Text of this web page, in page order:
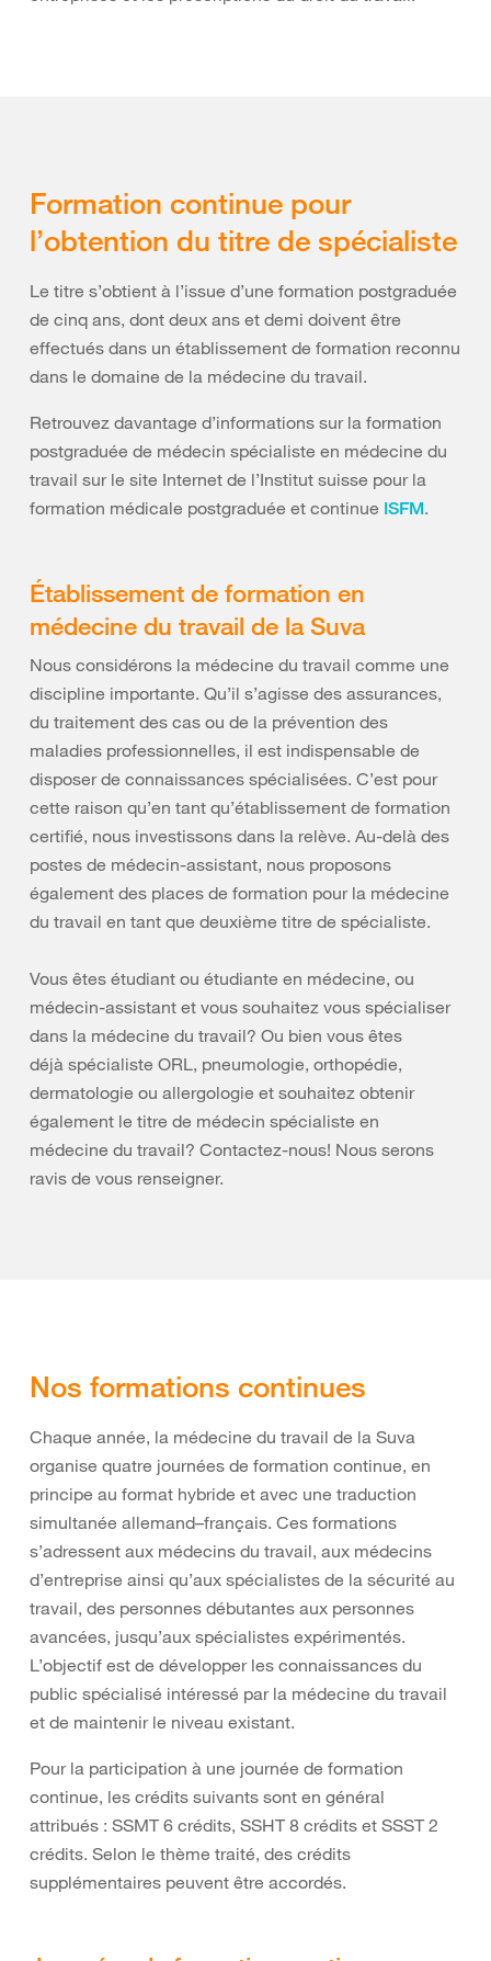
Formation continue pour
l’obtention du titre de spécialiste
Le titre s’obtient à l’issue d’une formation postgraduée
de cinq ans, dont deux ans et demi doivent être
effectués dans un établissement de formation reconnu
dans le domaine de la médecine du travail.
Retrouvez davantage d’informations sur la formation
postgraduée de médecin spécialiste en médecine du
travail sur le site Internet de l’Institut suisse pour la
formation médicale postgraduée et continue ISFM.
Établissement de formation en
médecine du travail de la Suva
Nous considérons la médecine du travail comme une
discipline importante. Qu’il s’agisse des assurances,
du traitement des cas ou de la prévention des
maladies professionnelles, il est indispensable de
disposer de connaissances spécialisées. C’est pour
cette raison qu’en tant qu’établissement de formation
certifié, nous investissons dans la relève. Au-delà des
postes de médecin-assistant, nous proposons
également des places de formation pour la médecine
du travail en tant que deuxième titre de spécialiste.
Vous êtes étudiant ou étudiante en médecine, ou
médecin-assistant et vous souhaitez vous spécialiser
dans la médecine du travail? Ou bien vous êtes
déjà spécialiste ORL, pneumologie, orthopédie,
dermatologie ou allergologie et souhaitez obtenir
également le titre de médecin spécialiste en
médecine du travail? Contactez-nous! Nous serons
ravis de vous renseigner.
Nos formations continues
Chaque année, la médecine du travail de la Suva
organise quatre journées de formation continue, en
principe au format hybride et avec une traduction
simultanée allemand–français. Ces formations
s’adressent aux médecins du travail, aux médecins
d’entreprise ainsi qu’aux spécialistes de la sécurité au
travail, des personnes débutantes aux personnes
avancées, jusqu’aux spécialistes expérimentés.
L’objectif est de développer les connaissances du
public spécialisé intéressé par la médecine du travail
et de maintenir le niveau existant.
Pour la participation à une journée de formation
continue, les crédits suivants sont en général
attribués : SSMT 6 crédits, SSHT 8 crédits et SSST 2
crédits. Selon le thème traité, des crédits
supplémentaires peuvent être accordés.